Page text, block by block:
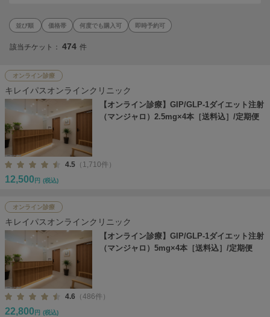
価格帯 何度でも購入可 即時予約可
該当チケット： 474 件
オンライン診療
キレイパスオンラインクリニック
【オンライン診療】GIP/GLP-1ダイエット注射
（マンジャロ）2.5mg×4本［送料込］/定期便
4.5 （1,710件）
12,500 円 (税込)
オンライン診療
キレイパスオンラインクリニック
【オンライン診療】GIP/GLP-1ダイエット注射
（マンジャロ）5mg×4本［送料込］/定期便
4.6 （486件）
22,800 円 (税込)